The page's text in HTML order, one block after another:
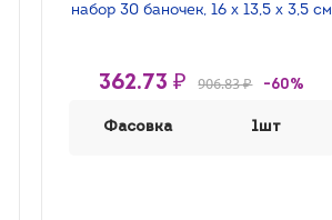
набор 30 баночек, 16 х 13,5 х 3,5 см
362.73 ₽ 906.83 ₽ -60%
Фасовка 1шт